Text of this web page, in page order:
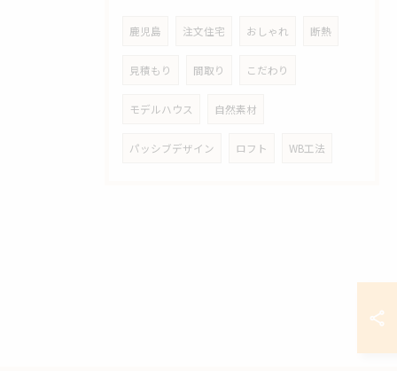
鹿児島 注文住宅 おしゃれ 断熱
見積もり 間取り こだわり
モデルハウス 自然素材
パッシブデザイン ロフト WB工法